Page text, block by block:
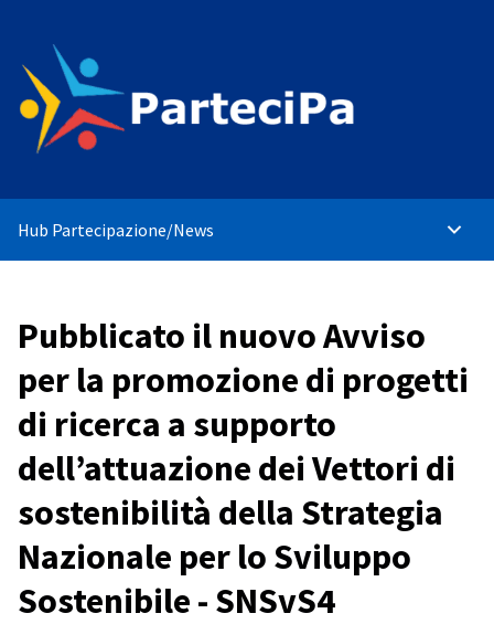
Hub Partecipazione/News
Pubblicato il nuovo Avviso
per la promozione di progetti
di ricerca a supporto
dell’attuazione dei Vettori di
sostenibilità della Strategia
Nazionale per lo Sviluppo
Sostenibile - SNSvS4